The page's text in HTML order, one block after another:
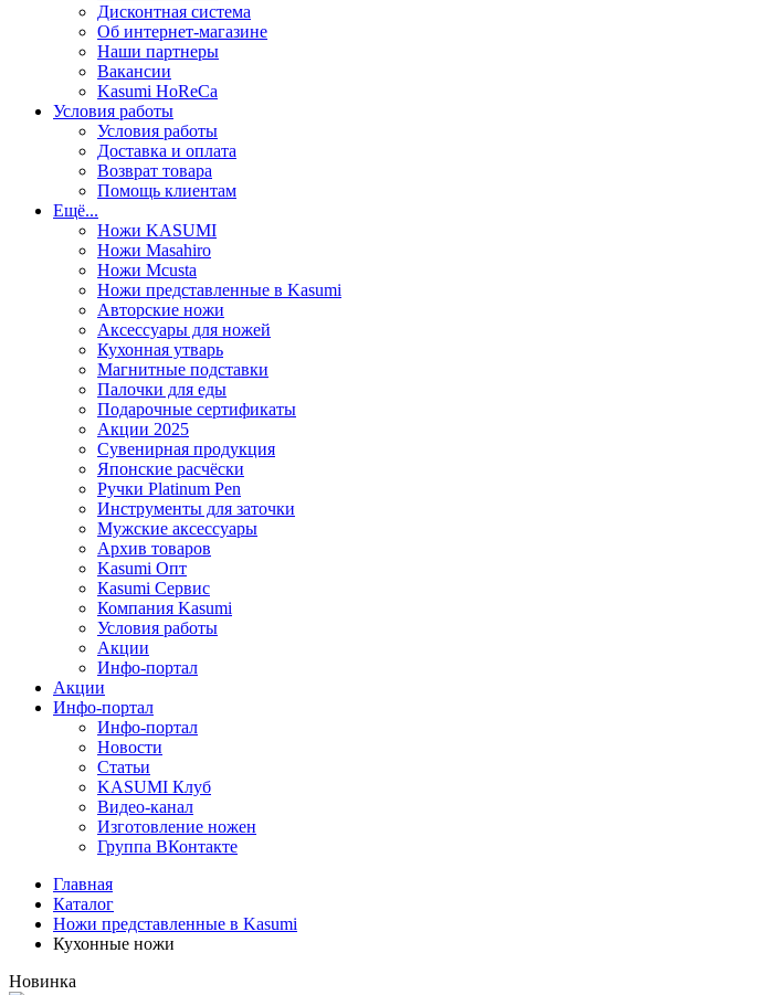
Дисконтная система
Об интернет-магазине
Наши партнеры
Вакансии
Kasumi HoReCa
Условия работы
Условия работы
Доставка и оплата
Возврат товара
Помощь клиентам
Ещё...
Ножи KASUMI
Ножи Masahiro
Ножи Mcusta
Ножи представленные в Kasumi
Авторские ножи
Аксессуары для ножей
Кухонная утварь
Магнитные подставки
Палочки для еды
Подарочные сертификаты
Акции 2025
Сувенирная продукция
Японские расчёски
Ручки Platinum Pen
Инструменты для заточки
Мужские аксессуары
Архив товаров
Kasumi Опт
Кasumi Сервис
Компания Kasumi
Условия работы
Акции
Инфо-портал
Акции
Инфо-портал
Инфо-портал
Новости
Статьи
KASUMI Клуб
Видео-канал
Изготовление ножен
Группа ВКонтакте
Главная
Каталог
Ножи представленные в Kasumi
Кухонные ножи
Новинка